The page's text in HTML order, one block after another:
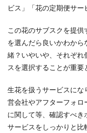
ビス」「花の定期便サー
この花のサブスクを提
を選んだら良いかわか
緒？いやいや、それぞ
スを選択することが重要
生花を扱うサービスにな
営会社やアフターフォロ
に関して等、確認すべ
サービスをしっかりと比